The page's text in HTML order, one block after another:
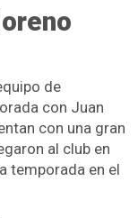
de
con Juan
con una gran
al club en
temporada en el